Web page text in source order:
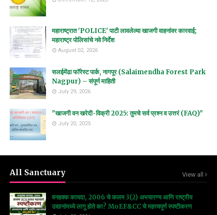
महाराष्ट्रात 'POLICE' पाटी लावलेल्या खाजगी वाहनांवर कारवाई;
महाराष्ट्र पोलिसांचे नवे निर्देश
August 02, 2026
सलईमेंढा फॉरेस्ट पार्क, नागपूर (Salaimendha Forest Park
Nagpur) – संपूर्ण माहिती
July 29, 2026
"खाजगी वन खरेदी-विक्री 2025: तुमचे सर्व प्रश्न व उत्तरं (FAQ)"
July 20, 2025
All Sanctuary View all
वनहक्क कायदा, 2006 चे कलम 3(2) अभयारण्य आणि राष्ट्रीय
उद्यानांमध्ये लागू होते का? MoEF&CC चे महत्त्वपूर्ण स्पष्टीकरण